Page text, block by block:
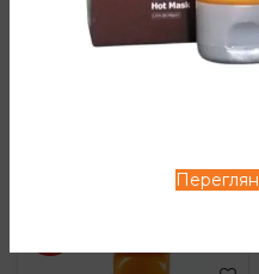
СПОСІБ